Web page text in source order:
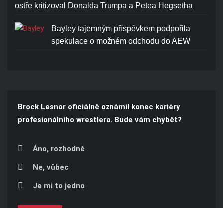
ostře kritizoval Donalda Trumpa a Petea Hegsetha
Bayley tajemným příspěvkem podpořila
spekulace o možném odchodu do AEW
Brock Lesnar oficiálně oznámil konec kariéry
profesionálního wrestlera. Bude vám chybět?
Áno, rozhodně
Ne, vůbec
Je mi to jedno